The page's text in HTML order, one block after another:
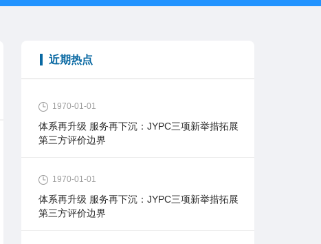
近期热点
1970-01-01
体系再升级 服务再下沉：JYPC三项新举措拓展
第三方评价边界
1970-01-01
体系再升级 服务再下沉：JYPC三项新举措拓展
第三方评价边界